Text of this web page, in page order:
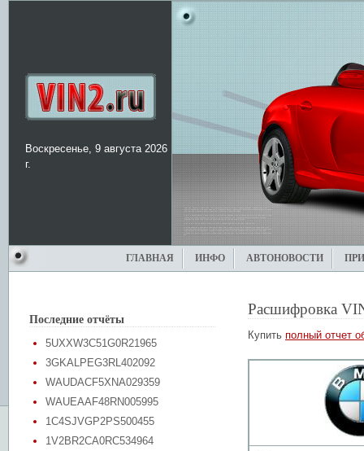
Воскресенье, 9 августа 2026
г.
ГЛАВНАЯ ИНФО АВТОНОВОСТИ
Последние отчёты
5UXXW3C51G0R21965
3GKALPEG3RL402092
WAUDACF5XNA029359
WAUEAAF48RN005995
1C4SJVGP2PS500455
1V2BR2CA0RC534964
Расшифровка
Купить полный отчет